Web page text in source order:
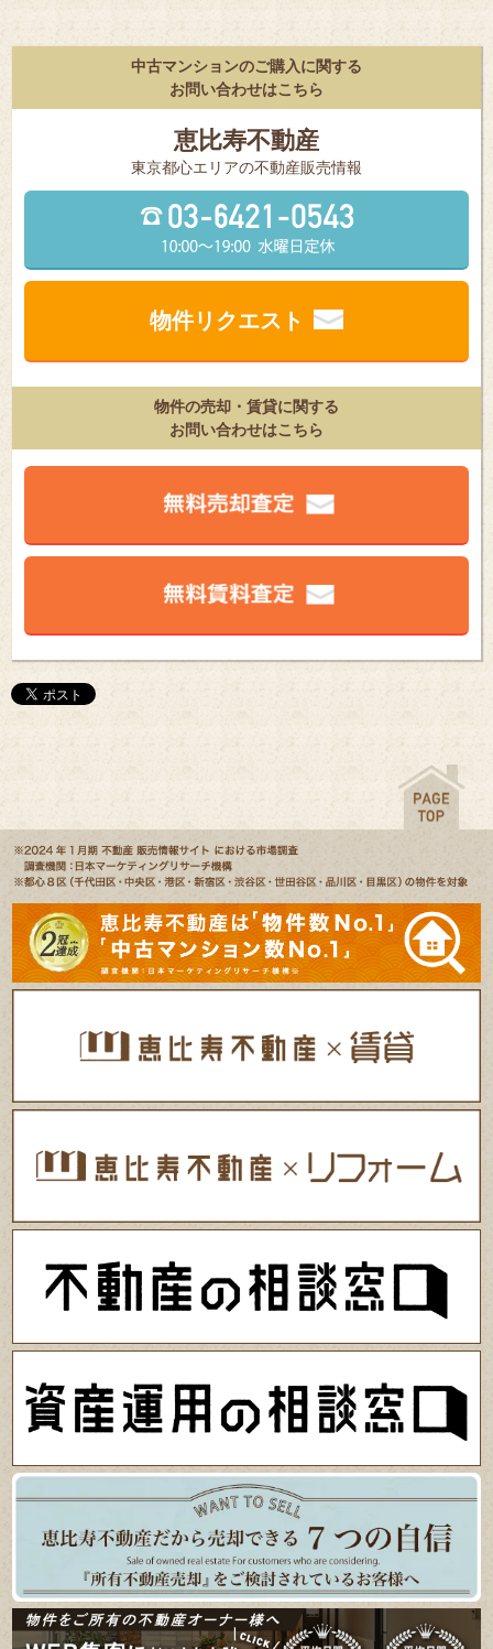
中古マンションのご購入に関する
お問い合わせはこちら
恵比寿不動産
東京都⼼エリアの不動産販売情報
物件リクエスト
物件の売却・賃貸に関する
お問い合わせはこちら